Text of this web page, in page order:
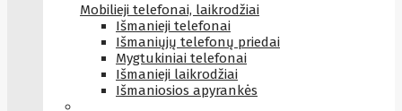
Mobilieji telefonai, laikrodžiai
Išmanieji telefonai
Išmaniųjų telefonų priedai
Mygtukiniai telefonai
Išmanieji laikrodžiai
Išmaniosios apyrankės